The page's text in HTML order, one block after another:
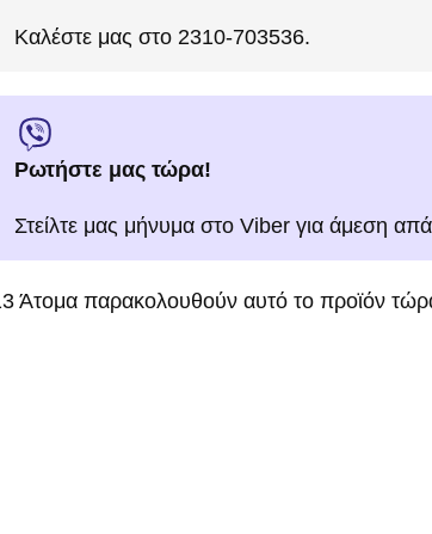
Καλέστε μας στο 2310-703536.
Ρωτήστε μας τώρα!
Στείλτε μας μήνυμα στο Viber για άμεση
Άτομα παρακολουθούν αυτό το προϊόν